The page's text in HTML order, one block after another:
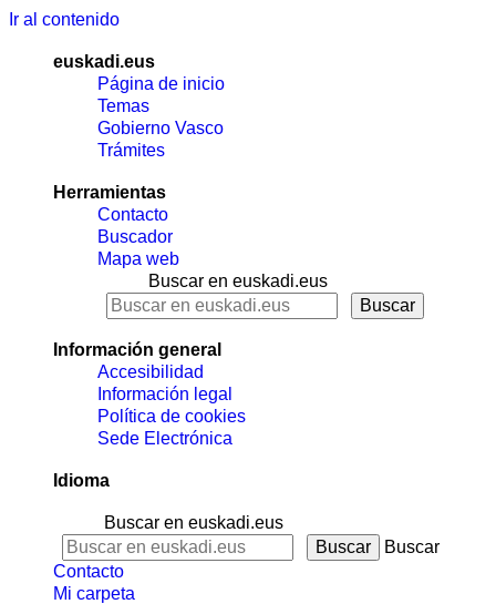
Ir al contenido
euskadi.eus
Página de inicio
Temas
Gobierno Vasco
Trámites
Herramientas
Contacto
Buscador
Mapa web
Buscar en euskadi.eus
Información general
Accesibilidad
Información legal
Política de cookies
Sede Electrónica
Idioma
Buscar en euskadi.eus
Buscar
Contacto
Mi carpeta